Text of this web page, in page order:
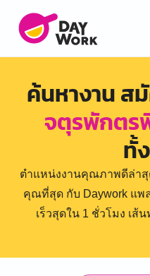
ค้นหางาน ส
จตุรพักตร
ทั้
ตำแหน่งงานคุณภาพดีล่า
คุณที่สุด กับ Daywork แ
เร็วสุดใน 1 ชั่วโมง เ